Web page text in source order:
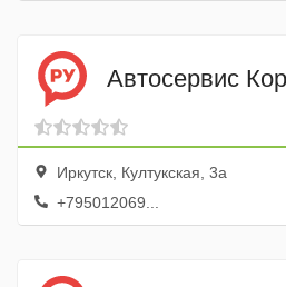
Автосервис
Иркутск, Култукская, 3а
+795012069...